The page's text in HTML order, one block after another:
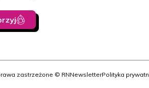
NewsletterPolityka
zastrzeżone © RN